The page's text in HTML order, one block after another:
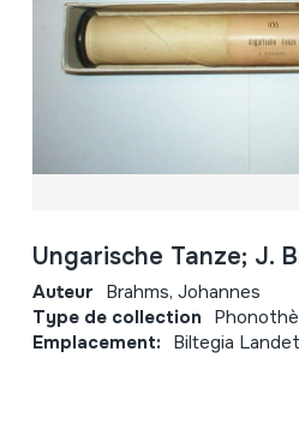
Ungarische Tanze; J.
Auteur Brahms, Johannes
Type de collection
Emplacement: Biltegia